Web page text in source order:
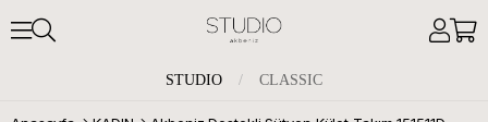
STUDIO / CLASSIC